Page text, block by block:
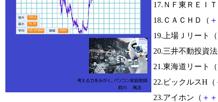
17.ＮＦ東ＲＥＩ
18.ＣＡＣＨＤ（ ＋
19.上場Ｊリート（
20.三井不動投資
21.東海道リート（
22.ピックルスH（
23.アイホン（ ＋ ＋